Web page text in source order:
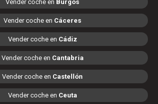
Vender coche en Burgos
Vender coche en Cáceres
Vender coche en Cádiz
Vender coche en Cantabria
Vender coche en Castellón
Vender coche en Ceuta